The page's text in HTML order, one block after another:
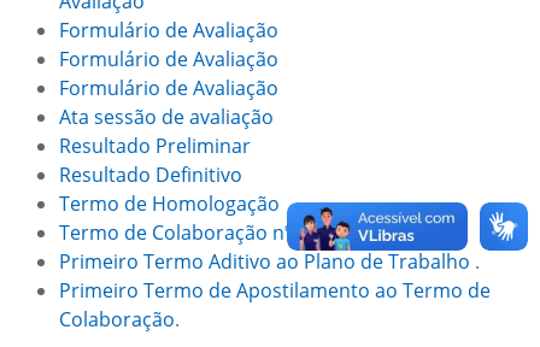
Formulário de Avaliação
Formulário de Avaliação
Formulário de Avaliação
Ata sessão de avaliação
Resultado Preliminar
Resultado Definitivo
Termo de Homologação
Termo de Colaboração nº. 01/2024.
Primeiro Termo Aditivo ao Plano de Trabalho .
Primeiro Termo de Apostilamento ao Termo de
Colaboração.